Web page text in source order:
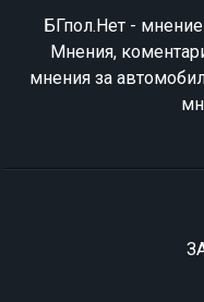
БГпол.Нет -
Мнения,
мнения за